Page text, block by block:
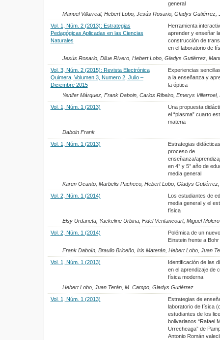
general
Manuel Villarreal, Hebert Lobo, Jesús Rosario, Gladys
Vol. 1, Núm. 2 (2013): Estrategias
Pedagógicas Aplicadas en las Ciencias
Naturales
Herramienta
aprender y enseñar la
construcción de
en el laboratorio de
Jesús Rosario, Dilue Rivero, Hebert Lobo, Gladys Gutiérrez,
Vol. 3, Núm. 2 (2015): Revista Electrónica
Quimera, Volumen 3, Numero 2, Julio –
Diciembre 2015
Experiencias
a la enseñanza y
la óptica
Yenifer Márquez, Frank Daboin, Carlos Ribeiro, Emerys Villarroel,
Vol. 1, Núm. 1 (2013)
Una propuesta
el “plasma” cuarto
materia
Daboin Frank
Vol. 1, Núm. 1 (2013)
Estrategias
proceso de
enseñanza/
en 4° y 5° año de
media general
Karen Ocanto, Marbelis Pacheco, Hebert Lobo, Gladys
Vol. 2, Núm. 1 (2014)
Los estudiantes de
media general y el
física
Elsy Urdaneta, Yackeline Urbina, Fidel Ventancourt, Miguel Molero
Vol. 2, Núm. 1 (2014)
Polémica de un
Einstein frente a
Frank Daboín, Braulio Briceño, Iris Materán, Hebert Lobo, Juan
Vol. 1, Núm. 1 (2013)
Identificación de las
en el aprendizaje de
física moderna
Hebert Lobo, Juan Terán, M. Campo, Gladys Gutiérrez
Vol. 1, Núm. 1 (2013)
Estrategias de
laboratorio de física
estudiantes de los
bolivarianos “Rafael
Urrecheaga” de
Antonio Román